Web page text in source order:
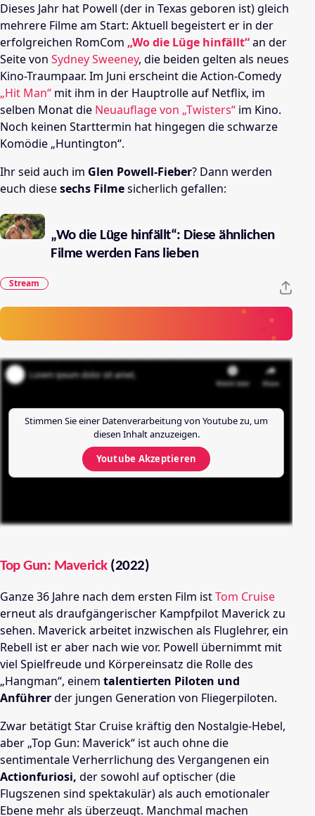
Dieses Jahr hat Powell (der in Texas geboren ist) gleich
mehrere Filme am Start: Aktuell begeistert er in der
erfolgreichen RomCom „Wo die Lüge hinfällt“an der
Seite von Sydney Sweeney, die beiden gelten als neues
Kino-Traumpaar. Im Juni erscheint die Action-Comedy
„Hit Man“ mit ihm in der Hauptrolle auf Netflix, im
selben Monat die Neuauflage von „Twisters“ im Kino.
Noch keinen Starttermin hat hingegen die schwarze
Komödie „Huntington“.
Ihr seid auch im Glen Powell-Fieber? Dann werden
euch diesesechs Filmesicherlich gefallen:
„Wo die Lüge hinfällt“: Diese ähnlichen
Filme werden Fans lieben
Stream
Stimmen Sie einer Datenverarbeitung von Youtubezu, um
diesen Inhalt anzuzeigen.
Youtube Akzeptieren
Top Gun: Maverick(2022)
Ganze 36 Jahre nach dem ersten Film istTom Cruise
erneut als draufgängerischer Kampfpilot Maverick zu
sehen. Maverick arbeitet inzwischen als Fluglehrer, ein
Rebell ist er aber nach wie vor. Powell übernimmt mit
viel Spielfreude und Körpereinsatz die Rolle des
„Hangman“, einem talentierten Piloten und
Anführerder jungen Generation von Fliegerpiloten.
Zwar betätigt Star Cruise kräftig den Nostalgie-Hebel,
aber „Top Gun: Maverick“ ist auch ohne die
sentimentale Verherrlichung des Vergangenen ein
Actionfuriosi, der sowohl auf optischer (die
Flugszenen sind spektakulär) als auch emotionaler
Ebene mehr als überzeugt. Manchmal machen